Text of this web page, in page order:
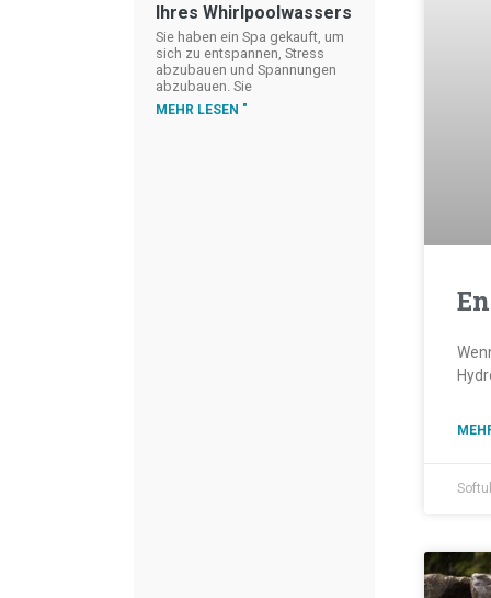
Ihres Whirlpoolwassers
Sie haben ein Spa gekauft, um
sich zu entspannen, Stress
abzubauen und Spannungen
abzubauen. Sie
MEHR LESEN "